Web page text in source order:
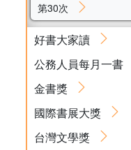
第30次
好書大家讀
公務人員每月一書
金書獎
國際書展大獎
台灣文學獎